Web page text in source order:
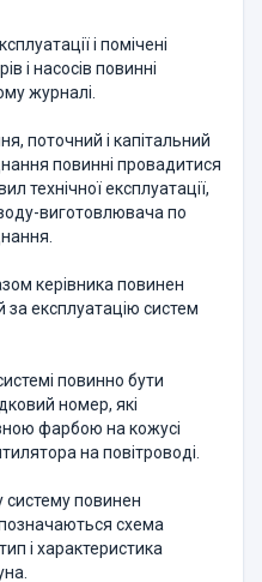
і помічені
і насосів повинні
журналі.
поточний і капітальний
повинні провадитися
технічної експлуатації,
виготовлювача по
керівника повинен
за експлуатацію систем
повинно бути
номер, які
фарбою на кожусі
на повітроводі.
систему повинен
схема
і характеристика